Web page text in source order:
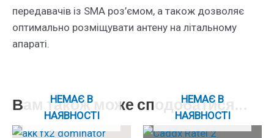
передавачів із SMA роз’ємом, а також дозволяє
оптимально розміщувати антену на літальному
апараті.
Вам також може сподобатися…
НЕМАЄ В
НАЯВНОСТІ
НЕМАЄ В
НАЯВНОСТІ